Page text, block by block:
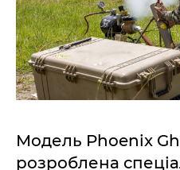
Модель Phoenix
розроблена